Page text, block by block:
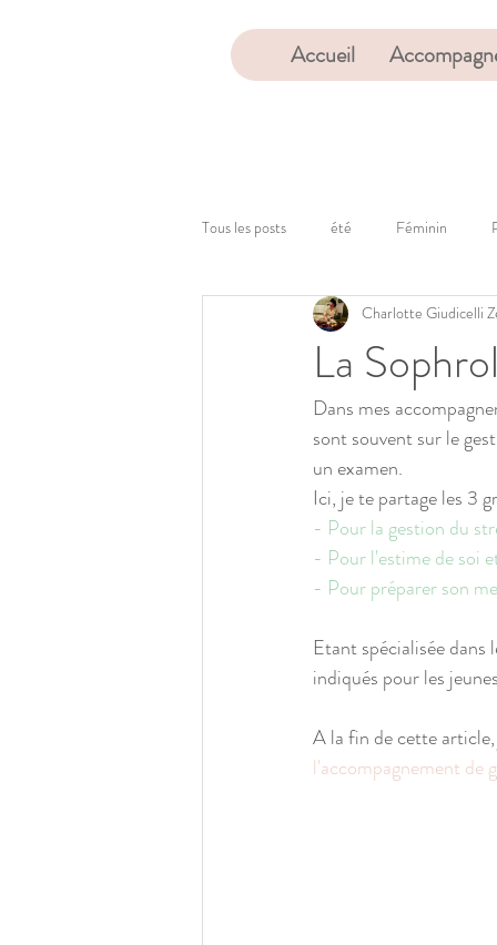
Accueil
Tous les posts été Féminin
La
Charlotte Giudicelli
Dans mes
sont souvent sur le
un examen.
Ici, je te partage les 3
- Pour la gestion du
- Pour l'estime de soi
- Pour préparer son
Etant spécialisée
indiqués pour les
A la fin de cette
l'accompagnement de